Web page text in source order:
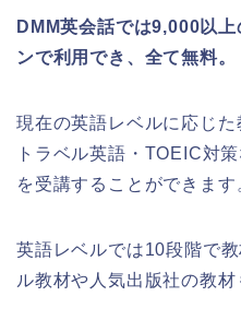
DMM英会話では9,000以
ンで利用でき、全て無料。
現在の英語レベルに応じた
トラベル英語・TOEIC対
を受講することができます
英語レベルでは10段階で
ル教材や人気出版社の教材